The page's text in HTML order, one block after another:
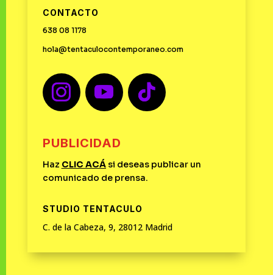
CONTACTO
638 08 1178
hola@tentaculocontemporaneo.com
PUBLICIDAD
Haz CLIC ACÁsi deseas publicar un
comunicado de prensa.
STUDIO TENTACULO
C. de la Cabeza, 9, 28012 Madrid